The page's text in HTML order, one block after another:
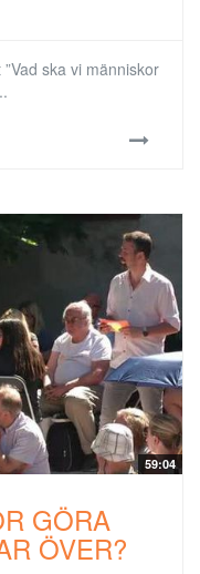
ska vi människor
59:04
GÖRA
ÖVER?